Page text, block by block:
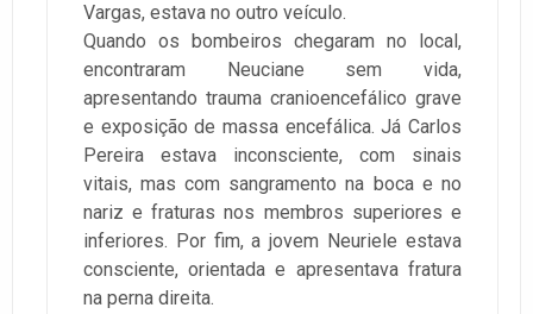
Vargas, estava no outro veículo.
Quando os bombeiros chegaram no local,
encontraram Neuciane sem vida,
apresentando trauma cranioencefálico grave
e exposição de massa encefálica. Já Carlos
Pereira estava inconsciente, com sinais
vitais, mas com sangramento na boca e no
nariz e fraturas nos membros superiores e
inferiores. Por fim, a jovem Neuriele estava
consciente, orientada e apresentava fratura
na perna direita.